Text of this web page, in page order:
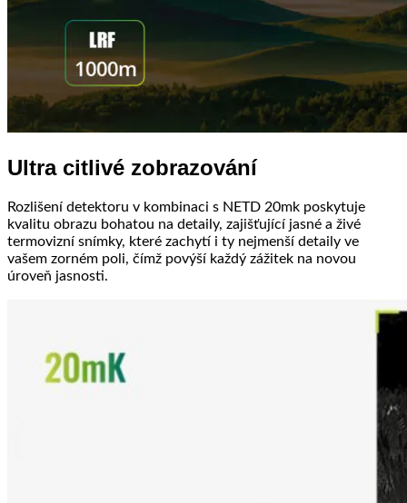
Ultra citlivé zobrazování
Rozlišení detektoru v kombinaci s NETD 20mk poskytuje
kvalitu obrazu bohatou na detaily, zajišťující jasné a živé
termovizní snímky, které zachytí i ty nejmenší detaily ve
vašem zorném poli, čímž povýší každý zážitek na novou
úroveň jasnosti.